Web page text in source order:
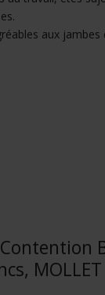
aux jambes
MOLLET